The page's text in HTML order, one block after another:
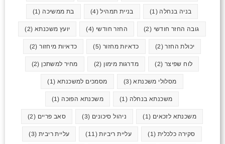
בניה בנחלה (1) בניית תמהיל(4) בת ממשיכה (1)
גובה החזר חודשי (2) החזר חודשי (4) יועץ משכנתא (2)
יכולת החזר(2) כדאיות מחזור (5) כדאיות מיחזור(2)
לוח שפיצר (2) מדרגות מימון (2) מחיר למשתכן (2)
מסלולי משכנתא(3) מסמכים למשכנתא(1)
משכנתא בנחלה (1) משכנתא הפוכה (1)
משכנתא לזכאים (1) ניהול סיכונים (3) סאב פריים (2)
סקירה כלכלית (1) עליית ריביות(11) עליית ריבית (3)